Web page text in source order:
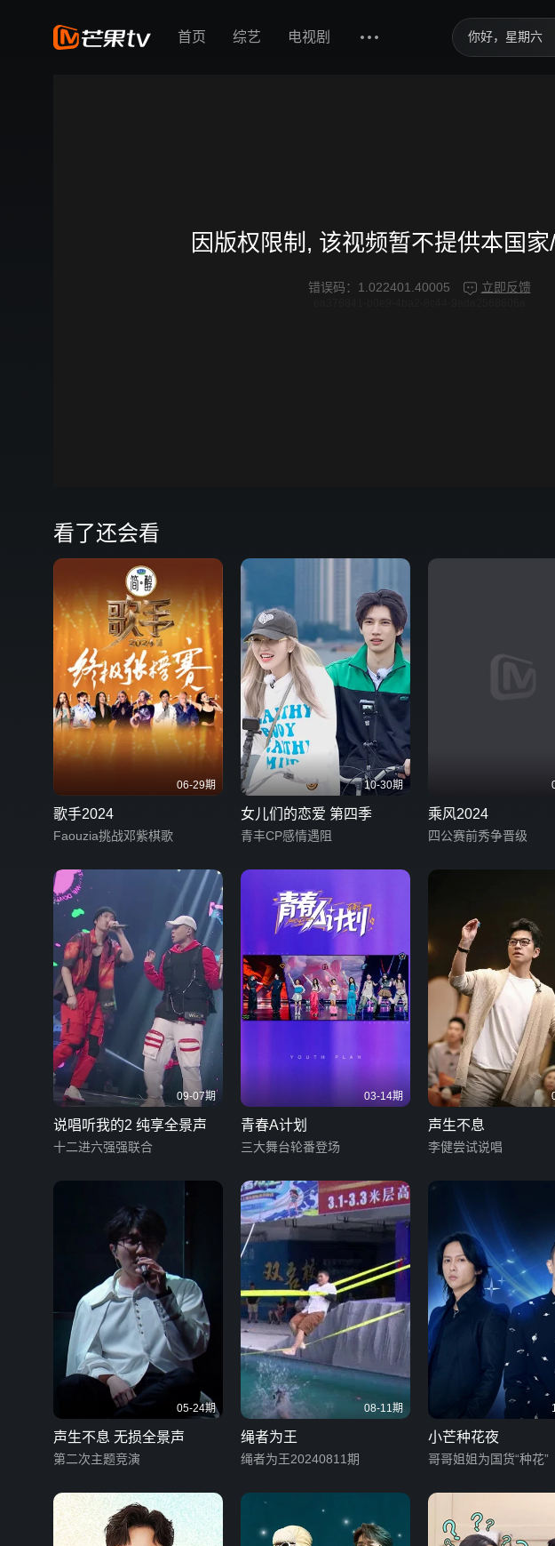
首页 综艺 电视剧 你好，星期六
我们的宿舍·归
因版权限制, 该视频暂不提供本国
错误码： 1.022401.40005 立即反馈
看了还会看
06-29期
歌手2024
Faouzia挑战邓紫棋歌
10-30期
女儿们的恋爱 第四季
青丰CP感情遇阻
乘风2024
四公赛前秀争晋级
09-07期
说唱听我的2 纯享全景声
十二进六强强联合
03-14期
青春A计划
三大舞台轮番登场
声生不息
李健尝试说唱
05-24期
声生不息 无损全景声
第二次主题竞演
08-11期
绳者为王
绳者为王20240811期
小芒种花夜
哥哥姐姐为国货“种花”